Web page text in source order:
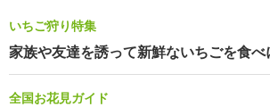
いちご狩り特集
家族や友達を誘って新鮮ないちごを食べ
全国お花見ガイド